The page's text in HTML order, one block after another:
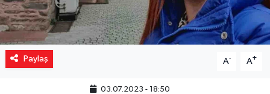
Paylaş A- A+
03.07.2023 - 18:50